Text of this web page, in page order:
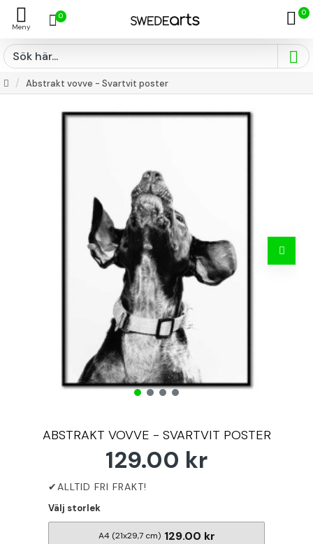
0 0
Abstrakt vovve - Svartvit poster
ABSTRAKT VOVVE - SVARTVIT POSTER
129.00 kr
Välj storlek
A4 (21x29,7 cm) 129.00 kr